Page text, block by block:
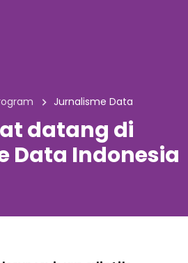
Jurnalisme Data
datang di
Data Indonesia